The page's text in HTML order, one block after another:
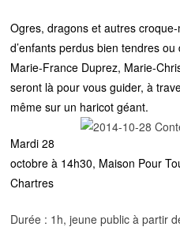
Ogres, dragons et autres
d’enfants perdus bien tendres
Marie-France Duprez, Marie-
seront là pour vous guider, à
même sur un haricot géant.
Mardi 28
octobre à 14h30, Maison Pour
Chartres
Durée : 1h, jeune public à partir